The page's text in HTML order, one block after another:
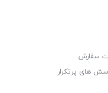
سفارش
های پرتکرار